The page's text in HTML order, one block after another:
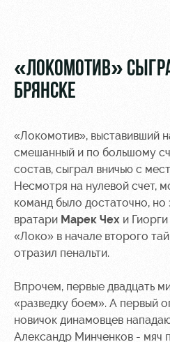
МГН
РЖД
Арена
Организация
мероприятий
Аренда
Аренда
площадей
Ледовый
Локо
Старт
Локо-Лето
Академия
Как
Руководство
Контакты
для
карта
Карта
«ЛОКОМОТИВ»
БРЯНСКЕ
«Локомотив», выставивший
смешанный и по большому
состав, сыграл вничью с
Несмотря на нулевой счет,
команд было достаточно, но
вратари Марек Чех и
«Локо» в начале второго
отразил пенальти.
Впрочем, первые двадцать
«разведку боем». А первый
новичок динамовцев
Александр Минченков - мяч